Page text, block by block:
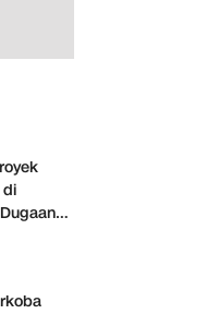
di